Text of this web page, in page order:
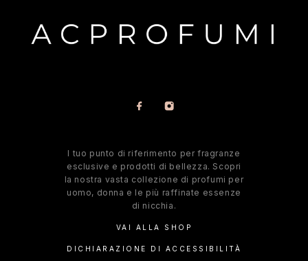
l tuo punto di riferimento per fragranze
esclusive e prodotti di bellezza. Scopri
la nostra vasta collezione di profumi per
uomo, donna e le più raffinate essenze
di nicchia.
VAI ALLA SHOP
DICHIARAZIONE DI ACCESSIBILITÀ